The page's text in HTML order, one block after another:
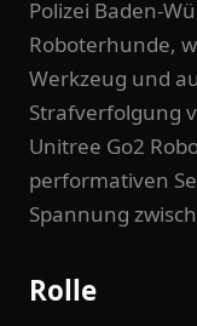
Polizei Baden-
Roboterhunde,
Werkzeug und
Strafverfolgung
Unitree Go2
performativen
Spannung
Rolle